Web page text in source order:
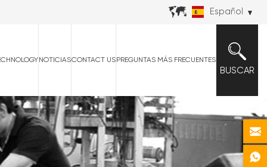
Español
BUSCAR
NOTICIASCONTACT US PREGUNTAS MÁS FRECUENTES